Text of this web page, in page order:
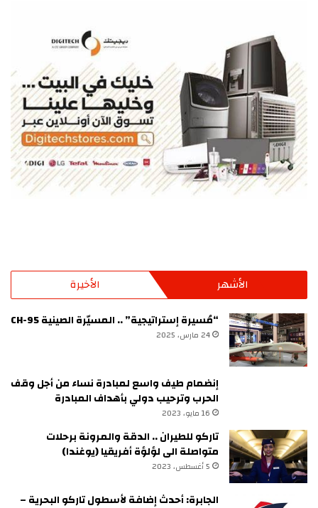
الأشهر الأخيرة
“مُسيرة إستراتيجية” .. المسيّرة الصينية CH-95
24 مارس، 2025
إنضمام طيف واسع لمبادرة نساء من أجل وقف
الحرب وترحيب دولي بأهداف المبادرة
16 مايو، 2023
تاركو للطيران .. الدقة والمرونة برحلات
متواصلة الى لؤلؤة أفريقيا (يوغندا)
5 أغسطس، 2023
الجابرة: أحدث إضافة لأسطول تاركو البحرية –